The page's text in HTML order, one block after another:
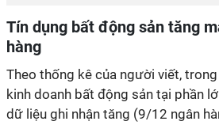
Tín dụng bất động sản tăng
hàng
Theo thống kê của người viết,
kinh doanh bất động sản tại phần
dữ liệu ghi nhận tăng (9/12 ngân